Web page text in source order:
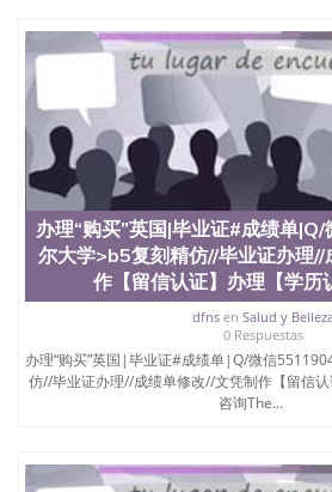
办理“购买”英国|毕业证#成绩单
尔大学>b5复刻精仿//毕业证办理//
作【留信认证】办理【学历
dfnsen Salud y
0 Respuestas
办理“购买”英国|毕业证#成绩单|Q/微信
仿//毕业证办理//成绩单修改//文凭制作【留信认
咨询The...